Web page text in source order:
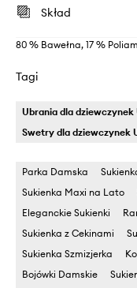
Skład
80 % Bawełna, 17 %
Tagi
Ubrania dla
Swetry dla dziewczynek
Parka Damska
Sukienka Maxi na Lato
Eleganckie Sukienki
Sukienka z Cekinami
Sukienka Szmizjerka
Bojówki Damskie